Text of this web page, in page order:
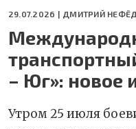
29.07.2026 | ДМИТРИЙ
– Юг»: новое
Утром 25 июля